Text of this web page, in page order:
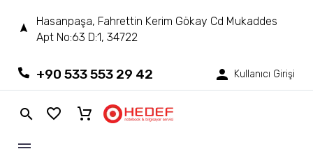
Hasanpaşa, Fahrettin Kerim Gökay Cd Mukaddes
Apt No:63 D:1, 34722
+90 533 553 29 42 Kullanıcı Girişi